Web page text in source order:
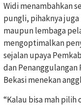
Widi menambahkan
pungli, pihaknya
maupun lembaga
mengoptimalkan
sejalan upaya
dan
Bekasi menekan
“Kalau bisa mah